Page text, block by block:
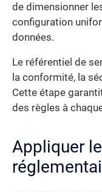
de dimensionner
configuration
données.
Le référentiel de
la conformité, la
Cette étape
des règles à
Appliquer